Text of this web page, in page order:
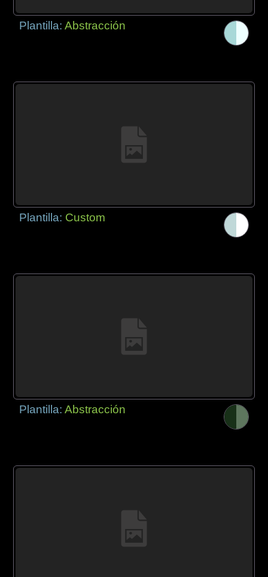
Plantilla:Abstracción
Plantilla: Custom
Plantilla:Abstracción